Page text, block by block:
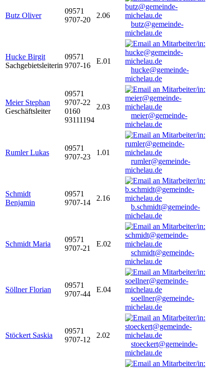
Butz Oliver
09571
9707-20
2.06
butz@gemeinde-
michelau.de
Hucke Birgit
Sachgebietsleiterin
09571
9707-16
E.01
hucke@gemeinde-
michelau.de
Meier Stephan
Geschäftsleiter
09571
9707-22
0160
93111194
2.03
meier@gemeinde-
michelau.de
Rumler Lukas
09571
9707-23
1.01
rumler@gemeinde-
michelau.de
Schmidt
Benjamin
09571
9707-14
2.16
b.schmidt@gemeinde-
michelau.de
Schmidt Maria
09571
9707-21
E.02
schmidt@gemeinde-
michelau.de
Söllner Florian
09571
9707-44
E.04
soellner@gemeinde-
michelau.de
Stöckert Saskia
09571
9707-12
2.02
stoeckert@gemeinde-
michelau.de